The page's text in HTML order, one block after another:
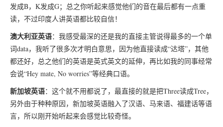
发成B，K发成G；总之你听起来感觉他们的音在最后都有一点重
读，不过印度人讲英语都比较自信！
澳大利亚英语：我感受最深的还是我的直接主管说得最多的一个单
词data，我听了很多次才明白意思，因为他直接读成“达塔”，其他
都还好，总之他们的英语是英式英文的延伸，再比如我的同事经常
会说“Hey mate, No worries”等经典口语。
新加坡英语：这个就不用都说了，最直接的就是把Three读成Tree，
另外由于种种原因，新加坡英语融入了汉语、马来语、福建话等语
言，所以刚开始听起来会感觉比较奇怪。